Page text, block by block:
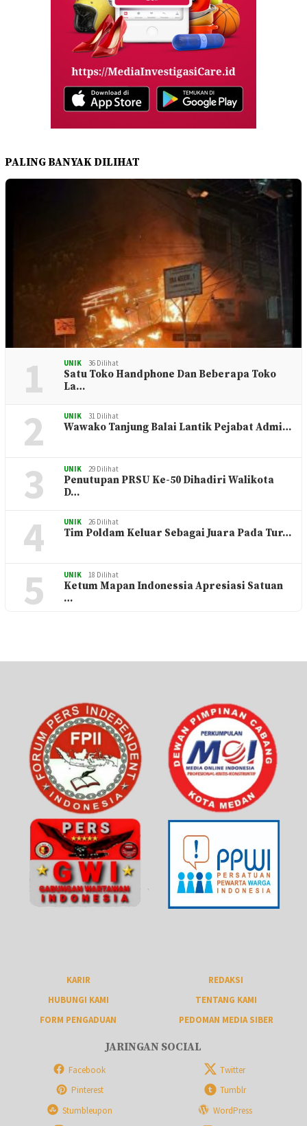
PALING BANYAK DILIHAT
1 UNIK 36 Dilihat
Satu Toko Handphone Dan Beberapa Toko
La…
2 UNIK 31 Dilihat
Wawako Tanjung Balai Lantik Pejabat Admi…
3 UNIK 29 Dilihat
Penutupan PRSU Ke-50 Dihadiri Walikota
D…
4 UNIK 26 Dilihat
Tim Poldam Keluar Sebagai Juara Pada Tur…
5 UNIK 18 Dilihat
Ketum Mapan Indonessia Apresiasi Satuan
…
KARIR
REDAKSI
HUBUNGI KAMI
TENTANG KAMI
FORM PENGADUAN
PEDOMAN MEDIA SIBER
JARINGAN SOCIAL
Facebook
Twitter
Pinterest
Tumblr
Stumbleupon
WordPress